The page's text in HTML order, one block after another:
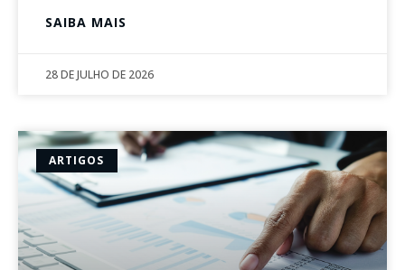
SAIBA MAIS
28 DE JULHO DE 2026
ARTIGOS